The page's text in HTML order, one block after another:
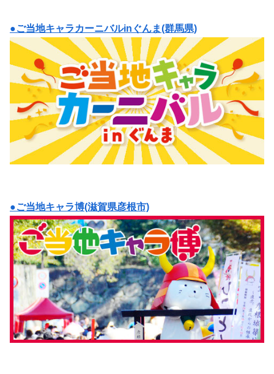
●ご当地キャラカーニバルinぐんま(群馬県)
●ご当地キャラ博(滋賀県彦根市)